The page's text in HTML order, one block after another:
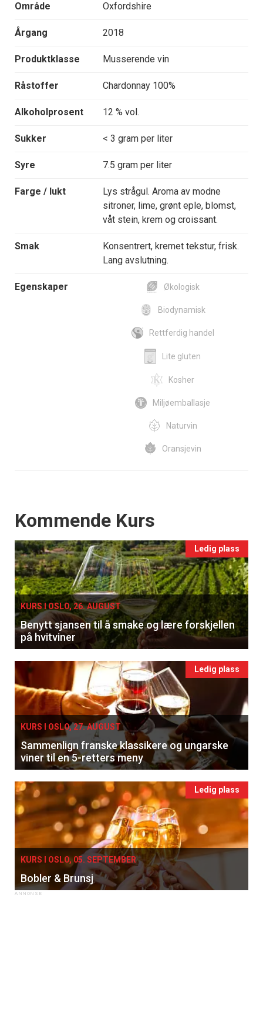
Område Oxfordshire
Årgang 2018
Produktklasse Musserende vin
Råstoffer Chardonnay 100%
Alkoholprosent 12 % vol.
Sukker < 3 gram per liter
Syre 7.5 gram per liter
Farge / lukt
Lys strågul. Aroma av modne
sitroner, lime, grønt eple, blomst,
våt stein, krem og croissant.
Smak
Konsentrert, kremet tekstur, frisk.
Lang avslutning.
Egenskaper Økologisk
Biodynamisk
Rettferdig handel
Lite gluten
Kosher
Miljøemballasje
Naturvin
Oransjevin
Events
Kommende Kurs
Ledig plass
KURS I OSLO, 26. AUGUST
Benytt sjansen til å smake og lære forskjellen
på hvitviner
Ledig plass
KURS I OSLO, 27. AUGUST
Sammenlign franske klassikere og ungarske
viner til en 5-retters meny
Ledig plass
KURS I OSLO, 05. SEPTEMBER
Bobler & Brunsj